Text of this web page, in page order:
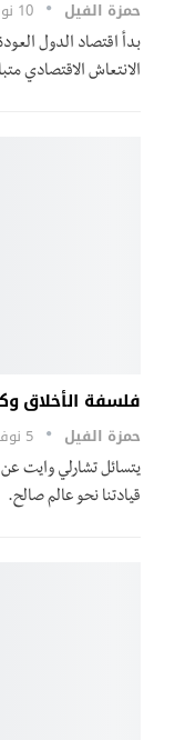
حمزة الفيل 10 نوفمبر 2021
بدأ اقتصاد الدول
الانتعاش الاقتصادي
فلسفة الأخلاق
حمزة الفيل 5 نوفمبر 2021
يتسائل تشارلي وايت
قيادتنا نحو عالم صالح.